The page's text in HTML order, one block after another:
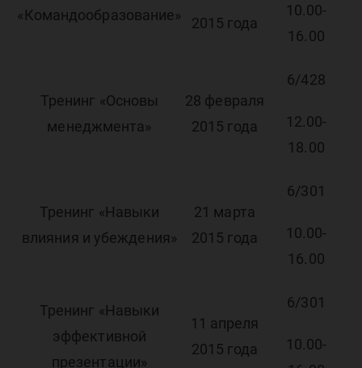
«Командообразование»
2015 года
10.00-
16.00
Тренинг «Основы
менеджмента»
28 февраля
2015 года
6/428
12.00-
18.00
Тренинг «Навыки
влияния и убеждения»
21 марта
2015 года
6/301
10.00-
16.00
Тренинг «Навыки
эффективной
презентации»
11 апреля
2015 года
6/301
10.00-